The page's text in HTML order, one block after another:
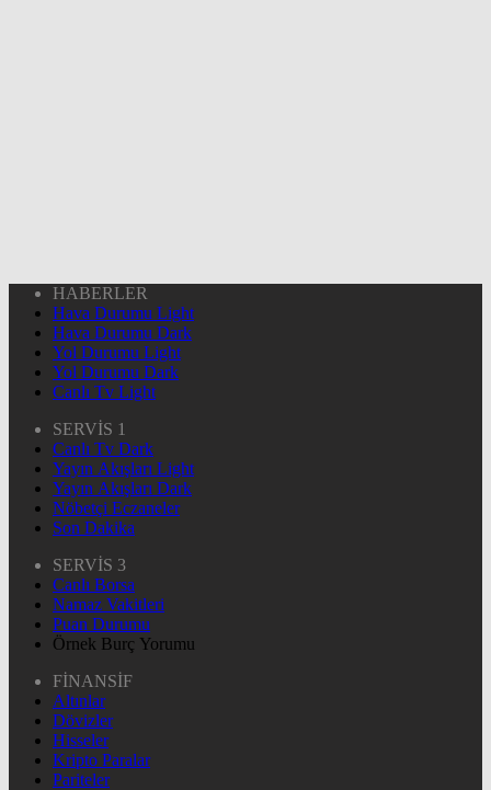
HABERLER
Hava Durumu Light
Hava Durumu Dark
Yol Durumu Light
Yol Durumu Dark
Canlı Tv Light
SERVİS 1
Canlı Tv Dark
Yayın Akışları Light
Yayın Akışları Dark
Nöbetçi Eczaneler
Son Dakika
SERVİS 3
Canlı Borsa
Namaz Vakitleri
Puan Durumu
Örnek Burç Yorumu
FİNANSİF
Altınlar
Dövizler
Hisseler
Kripto Paralar
Pariteler